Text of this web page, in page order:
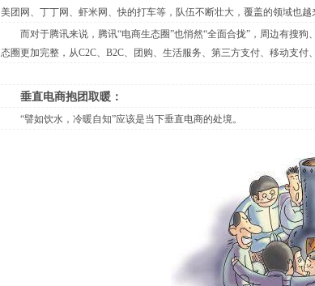
美团网、丁丁网、虾米网、快的打车等，队伍不断壮大，覆盖的领域也越
而对于腾讯来说，腾讯“电商生态圈”也悄然“全面合拢”，周边有搜狗
态圈更加完整，从C2C、B2C、团购、生活服务、第三方支付、移动支付
垂直电商抱团取暖：
“譬如饮水，冷暖自知”应该是当下垂直电商的处境。